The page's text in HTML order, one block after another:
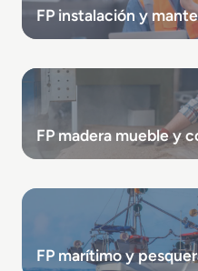
FP instalación y
FP madera mueble y
FP marítimo y